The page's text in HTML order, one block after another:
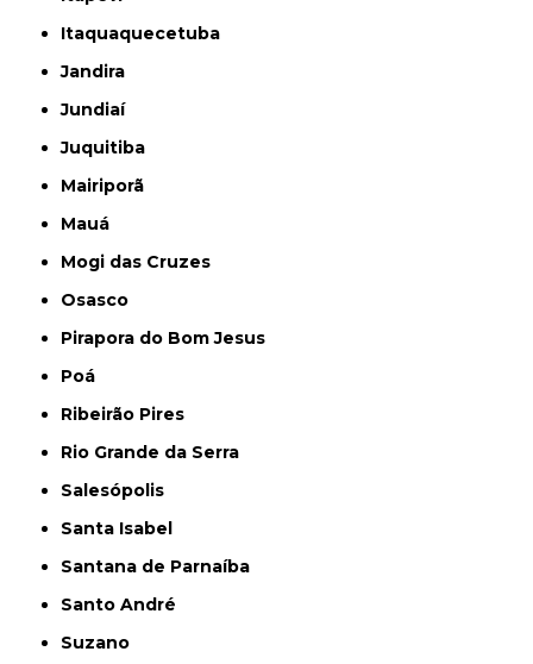
Itaquaquecetuba
Jandira
Jundiaí
Juquitiba
Mairiporã
Mauá
Mogi das Cruzes
Osasco
Pirapora do Bom Jesus
Poá
Ribeirão Pires
Rio Grande da Serra
Salesópolis
Santa Isabel
Santana de Parnaíba
Santo André
Suzano